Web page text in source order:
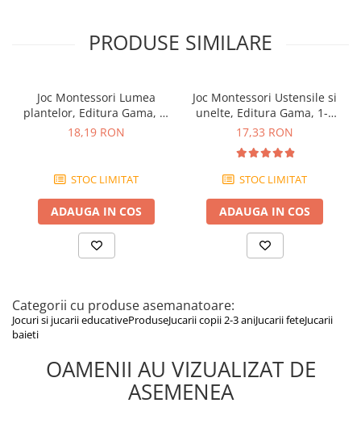
Pictograme pentru sortare facilă
Informații utile despre fiecare simț
supravegherea unui adult.
PRODUSE SIMILARE
Joc Montessori Lumea
plantelor, Editura Gama, 2-
3 ani +
18,19 RON
STOC LIMITAT
ADAUGA IN COS
Joc Montessori Ustensile si
unelte, Editura Gama, 1-2
ani +
17,33 RON
STOC LIMITAT
ADAUGA IN COS
Categorii cu produse asemanatoare:
Jocuri si jucarii educativeProduseJucarii copii 2-3 aniJucarii feteJucarii
baieti
OAMENII AU VIZUALIZAT DE
ASEMENEA